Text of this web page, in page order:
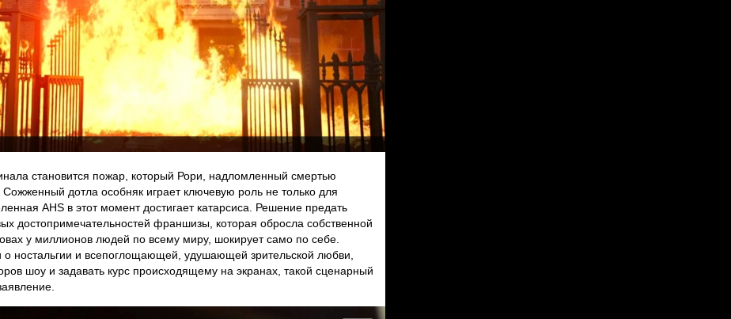
становится пожар, который Рори, надломленный смертью
дотла особняк играет ключевую роль не только для
AHS в этот момент достигает катарсиса. Решение предать
достопримечательностей франшизы, которая обросла собственной
у миллионов людей по всему миру, шокирует само по себе.
ностальгии и всепоглощающей, удушающей зрительской любви,
шоу и задавать курс происходящему на экранах, такой сценарный